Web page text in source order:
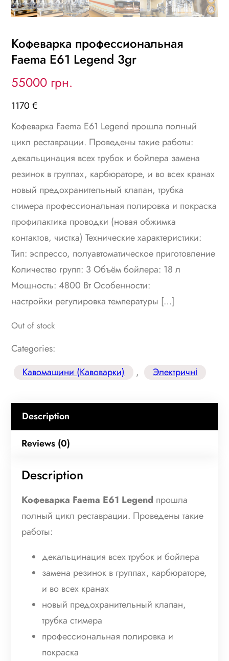
Кофеварка профессиональная
Faema E61 Legend 3gr
55000 грн.
1170 €
Кофеварка Faema E61 Legend прошла полный
цикл реставрации. Проведены такие работы:
декальцинация всех трубок и бойлера замена
резинок в группах, карбюраторе, и во всех кранах
новый предохранительный клапан, трубка
стимера профессиональная полировка и покраска
профилактика проводки (новая обжимка
контактов, чистка) Технические характеристики:
Тип: эспрессо, полуавтоматическое приготовление
Количество групп: 3 Объём бойлера: 18 л
Мощность: 4800 Вт Особенности:
настройки регулировка температуры […]
Out of stock
Categories:
Кавомашини (Кавоварки)
, Электричні
Description
Reviews (0)
Description
Кофеварка Faema E61 Legend прошла
полный цикл реставрации. Проведены такие
работы:
декальцинация всех трубок и бойлера
замена резинок в группах, карбюраторе,
и во всех кранах
новый предохранительный клапан,
трубка стимера
профессиональная полировка и
покраска